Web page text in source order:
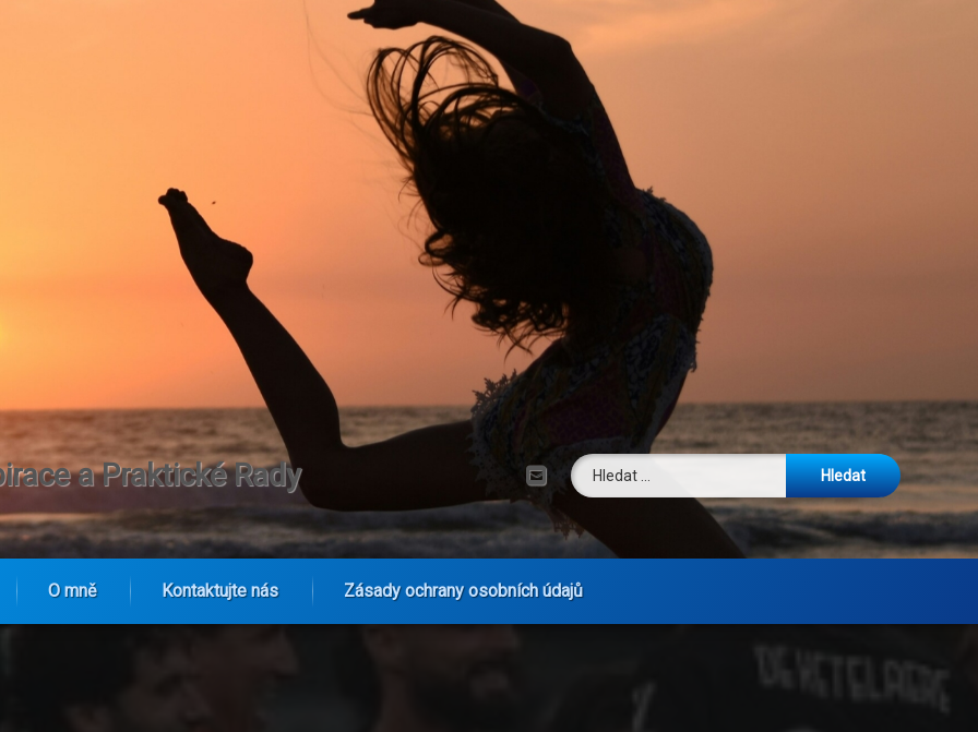
a Praktické Rady Tel: E-mail
Vyhledávání
O mně Kontaktujte nás Zásady ochrany osobních údajů